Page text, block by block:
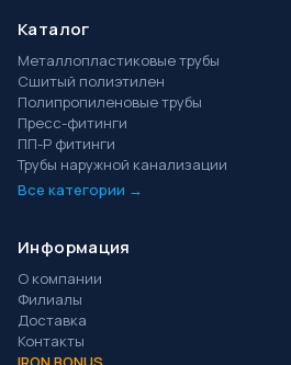
Каталог
Металлопластиковые трубы
Сшитый полиэтилен
Полипропиленовые трубы
Пресс-фитинги
ПП-Р фитинги
Трубы наружной канализации
Все категории →
Информация
О компании
Филиалы
Доставка
Контакты